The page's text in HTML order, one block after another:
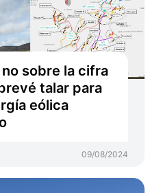
sobre la cifra
talar para
eólica
09/08/2024